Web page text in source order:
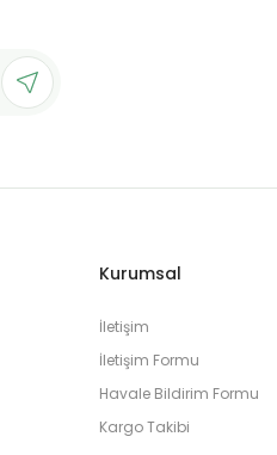
Kurumsal
İletişim
İletişim Formu
Havale Bildirim Formu
Kargo Takibi